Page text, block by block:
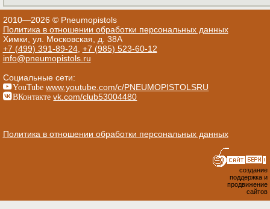
2010—2026 © Pneumopistols
Политика в отношении обработки персональных данных
Химки, ул. Московская, д. 38А
+7 (499) 391-89-24, +7 (985) 523-60-12
info@pneumopistols.ru
Социальные сети:
YouTube www.youtube.com/c/PNEUMOPISTOLSRU
ВКонтакте vk.com/club53004480
Политика в отношении обработки персональных данных
создание
поддержка и
продвижение
сайтов